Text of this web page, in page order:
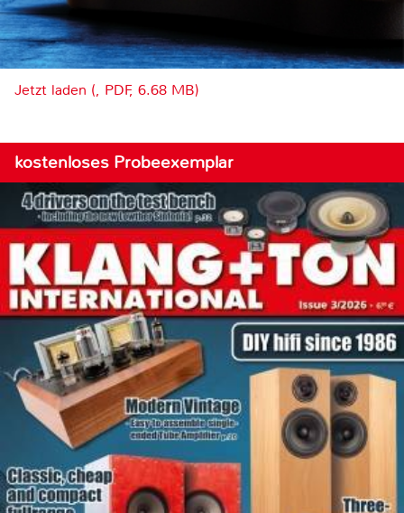
Jetzt laden (, PDF, 6.68 MB)
kostenloses Probeexemplar